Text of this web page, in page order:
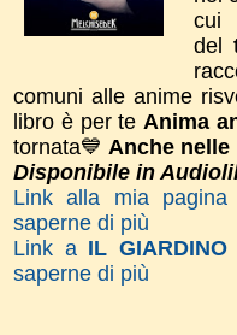
cui
del
comuni alle anime
libro è per te Anima
tornata💙 Anche nelle
Disponibile in
Link alla mia pagina
saperne di più
Link a IL
saperne di più